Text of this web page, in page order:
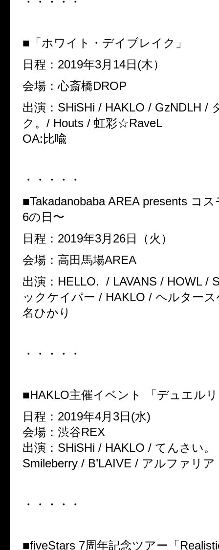
■「ホワイト・デイブレイク」
日程：2019年3月14日(木）
会場：心斎橋DROP
出演：SHiSHi / HAKLO / GzNDLH /
ク。/ Houts / 虹彩☆RaveL
OA:比喩
・・・・・
■Takadanobaba AREA presents コ
6の日〜
日程：2019年3月26日（火）
会場：高田馬場AREA
出演：HELLO. / LAVANS / HOWL /
ックケイパー / HAKLO / ヘルター
名ひかり
・・・・・
■HAKLO主催イベント 「デュエル
日程：2019年4月3日(水)
会場：渋谷REX
出演：SHiSHi / HAKLO / てんさい
Smileberry / B’LAIVE / アルファリア
・・・・・
■fiveStars 7周年記念ツアー「